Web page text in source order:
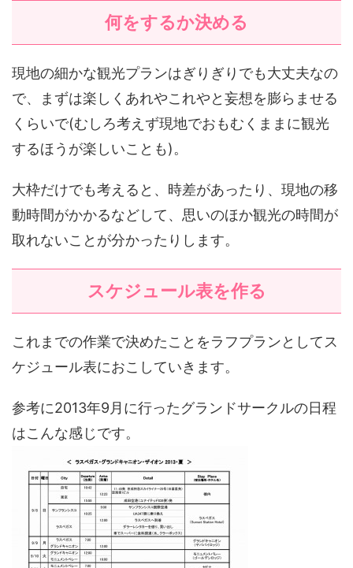
何をするか決める
現地の細かな観光プランはぎりぎりでも大丈夫なの
で、まずは楽しくあれやこれやと妄想を膨らませる
くらいで(むしろ考えず現地でおもむくままに観光
するほうが楽しいことも)。
大枠だけでも考えると、時差があったり、現地の移
動時間がかかるなどして、思いのほか観光の時間が
取れないことが分かったりします。
スケジュール表を作る
これまでの作業で決めたことをラフプランとしてス
ケジュール表におこしていきます。
参考に2013年9月に行ったグランドサークルの日程
はこんな感じです。